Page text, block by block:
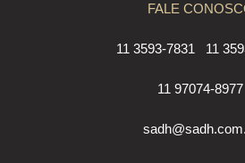
FALE
11 3593-7831 11
11 97074-8977